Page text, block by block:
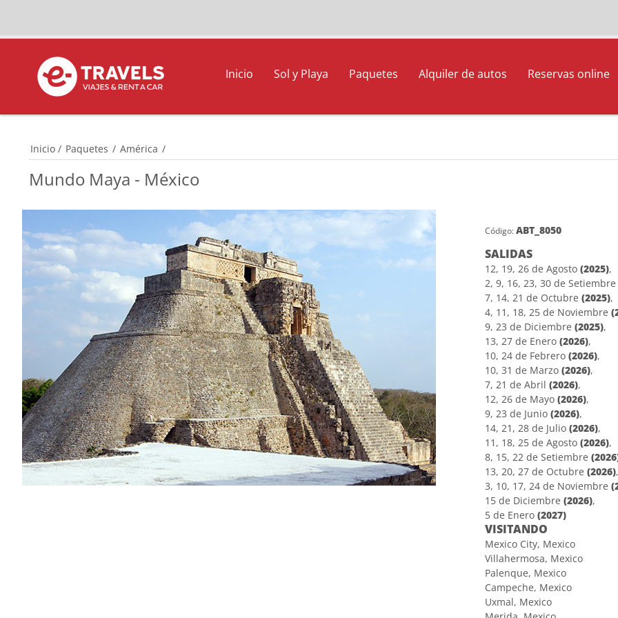
Inicio Sol y Playa Paquetes Alquiler de autos Reservas online
Inicio / Paquetes / América /
Mundo Maya - México
Código:ABT_8050
SALIDAS
12, 19, 26 de Agosto(2025),
2, 9, 16, 23, 30 de
7, 14, 21 de Octubre(2025),
4, 11, 18, 25 de Noviembre
9, 23 de Diciembre(2025),
13, 27 de Enero(2026),
10, 24 de Febrero(2026),
10, 31 de Marzo(2026),
7, 21 de Abril(2026),
12, 26 de Mayo(2026),
9, 23 de Junio(2026),
14, 21, 28 de Julio(2026),
11, 18, 25 de Agosto(2026),
8, 15, 22 de Setiembre
13, 20, 27 de Octubre(2026),
3, 10, 17, 24 de Noviembre
15 de Diciembre(2026),
5 de Enero(2027)
VISITANDO
Mexico City, Mexico
Villahermosa, Mexico
Palenque, Mexico
Campeche, Mexico
Uxmal, Mexico